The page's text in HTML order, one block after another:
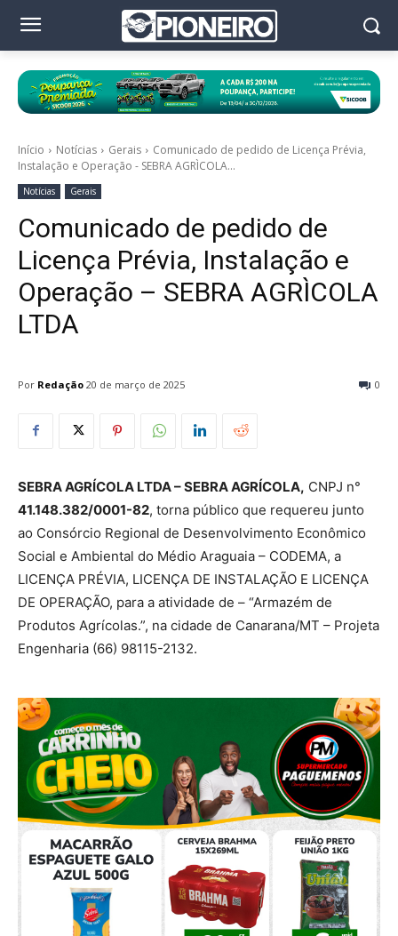
Início Notícias Gerais
Comunicado de pedido de Licença Prévia,
Instalação e Operação - SEBRA AGRÌCOLA...
Notícias Gerais
Comunicado de pedido de
Licença Prévia, Instalação e
Operação – SEBRA AGRÌCOLA
LTDA
Por Redação 0
20 de março de 2025
SEBRA AGRÍCOLA LTDA – SEBRA AGRÍCOLA, CNPJ n°
41.148.382/0001-82, torna público que requereu junto
ao Consórcio Regional de Desenvolvimento Econômico
Social e Ambiental do Médio Araguaia – CODEMA, a
LICENÇA PRÉVIA, LICENÇA DE INSTALAÇÃO E LICENÇA
DE OPERAÇÃO, para a atividade de – “Armazém de
Produtos Agrícolas.”, na cidade de Canarana/MT – Projeta
Engenharia (66) 98115-2132.